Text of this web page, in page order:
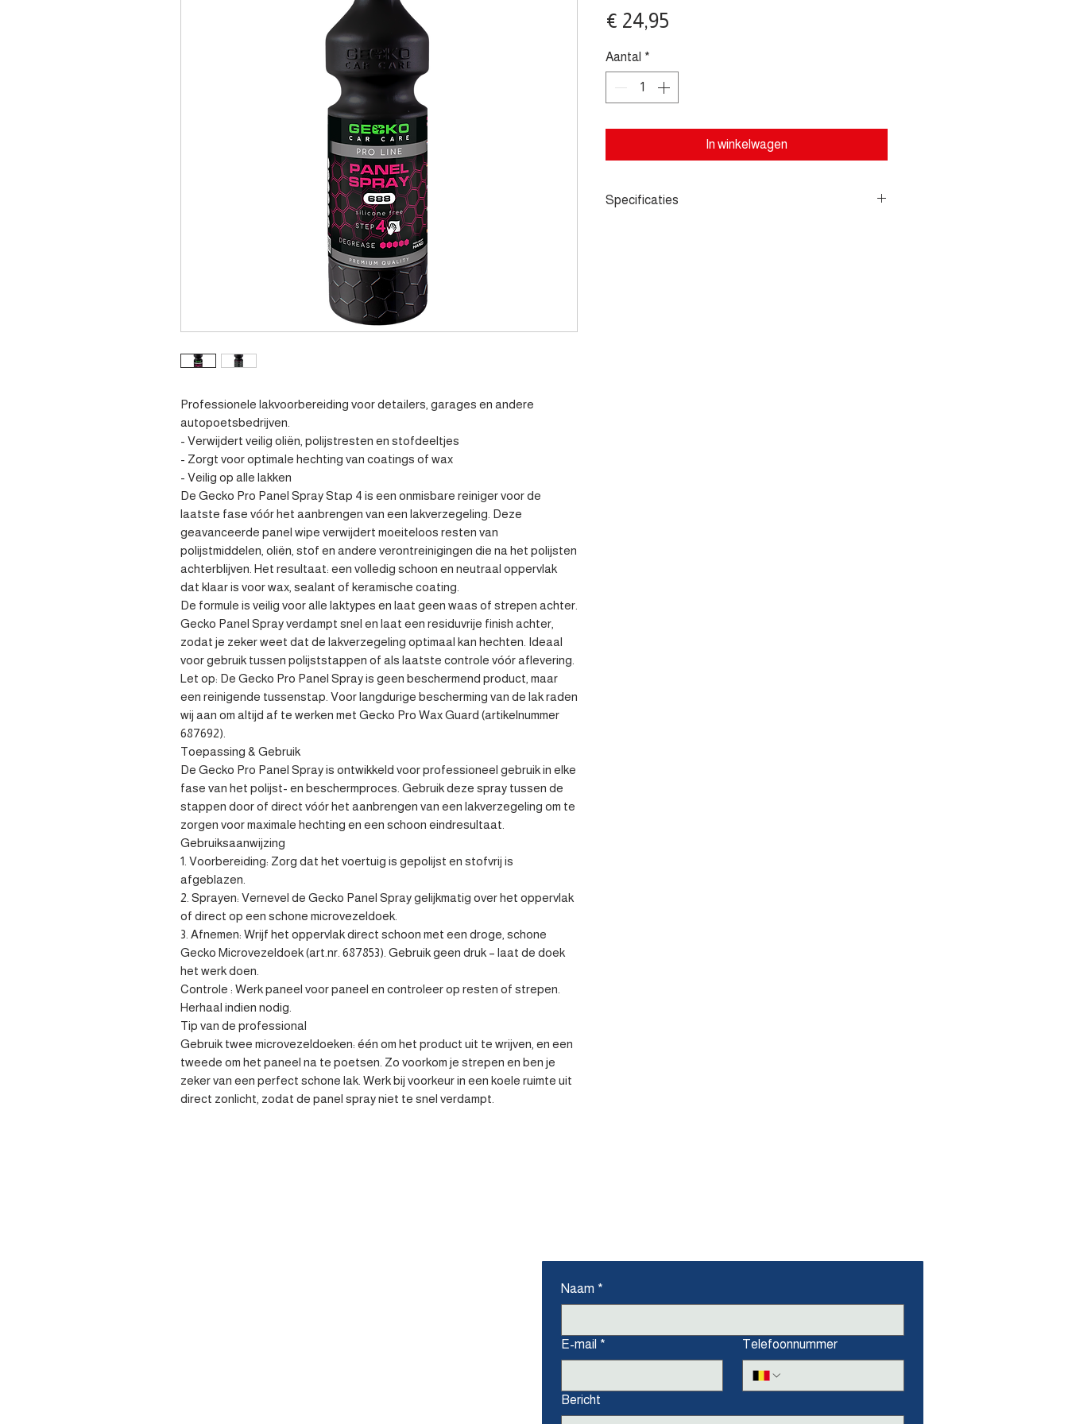
Professionele lakvoorbereiding voor detailers, garages en andere
autopoetsbedrijven.
- Verwijdert veilig oliën, polijstresten en stofdeeltjes
- Zorgt voor optimale hechting van coatings of wax
- Veilig op alle lakken
De Gecko Pro Panel Spray Stap 4 is een onmisbare reiniger voor de
laatste fase vóór het aanbrengen van een lakverzegeling. Deze
geavanceerde panel wipe verwijdert moeiteloos resten van
polijstmiddelen, oliën, stof en andere verontreinigingen die na het polijsten
achterblijven. Het resultaat: een volledig schoon en neutraal oppervlak
dat klaar is voor wax, sealant of keramische coating.
De formule is veilig voor alle laktypes en laat geen waas of strepen achter.
Gecko Panel Spray verdampt snel en laat een residuvrije finish achter,
zodat je zeker weet dat de lakverzegeling optimaal kan hechten. Ideaal
voor gebruik tussen polijststappen of als laatste controle vóór aflevering.
Let op: De Gecko Pro Panel Spray is geen beschermend product, maar
een reinigende tussenstap. Voor langdurige bescherming van de lak raden
wij aan om altijd af te werken met Gecko Pro Wax Guard (artikelnummer
687692).
Toepassing & Gebruik
De Gecko Pro Panel Spray is ontwikkeld voor professioneel gebruik in elke
fase van het polijst- en beschermproces. Gebruik deze spray tussen de
stappen door of direct vóór het aanbrengen van een lakverzegeling om te
zorgen voor maximale hechting en een schoon eindresultaat.
Gebruiksaanwijzing
1. Voorbereiding: Zorg dat het voertuig is gepolijst en stofvrij is
afgeblazen.
2. Sprayen: Vernevel de Gecko Panel Spray gelijkmatig over het oppervlak
of direct op een schone microvezeldoek.
3. Afnemen: Wrijf het oppervlak direct schoon met een droge, schone
Gecko Microvezeldoek (art.nr. 687853). Gebruik geen druk – laat de doek
het werk doen.
Controle : Werk paneel voor paneel en controleer op resten of strepen.
Herhaal indien nodig.
Tip van de professional
Gebruik twee microvezeldoeken: één om het product uit te wrijven, en een
tweede om het paneel na te poetsen. Zo voorkom je strepen en ben je
zeker van een perfect schone lak. Werk bij voorkeur in een koele ruimte uit
direct zonlicht, zodat de panel spray niet te snel verdampt.
€ 24,95
Aantal *
In winkelwagen
Specificaties
Naam *
E-mail * Telefoonnummer
Bericht